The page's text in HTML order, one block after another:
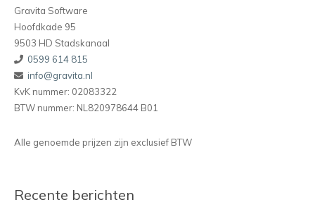
Gravita Software
Hoofdkade 95
9503 HD Stadskanaal
0599 614 815
info@gravita.nl
KvK nummer: 02083322
BTW nummer: NL820978644 B01
Alle genoemde prijzen zijn exclusief BTW
Recente berichten